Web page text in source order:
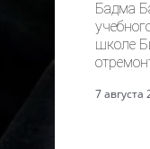
Бадма
школе
7 августа